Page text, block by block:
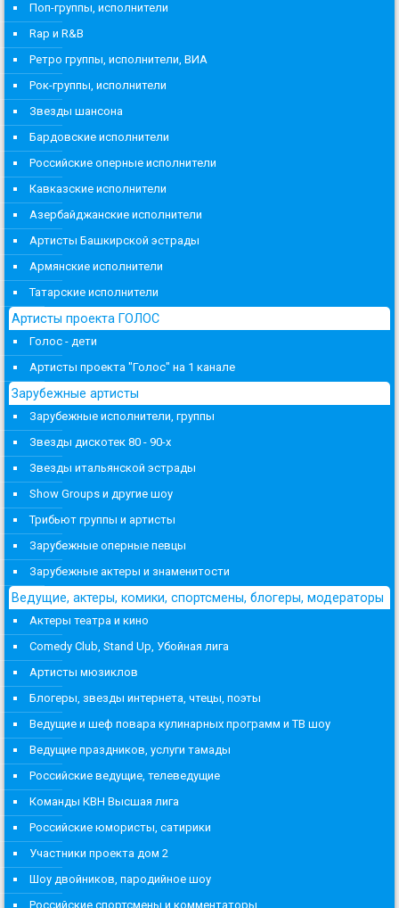
Поп-группы, исполнители
Rap и R&B
Ретро группы, исполнители, ВИА
Рок-группы, исполнители
Звезды шансона
Бардовские исполнители
Российские оперные исполнители
Кавказские исполнители
Азербайджанские исполнители
Артисты Башкирской эстрады
Армянские исполнители
Татарские исполнители
Артисты проекта ГОЛОС
Голос - дети
Артисты проекта "Голос" на 1 канале
Зарубежные артисты
Зарубежные исполнители, группы
Звезды дискотек 80 - 90-х
Звезды итальянской эстрады
Show Groups и другие шоу
Трибьют группы и артисты
Зарубежные оперные певцы
Зарубежные актеры и знаменитости
Ведущие, актеры, комики, спортсмены, блогеры, модераторы
Актеры театра и кино
Comedy Club, Stand Up, Убойная лига
Артисты мюзиклов
Блогеры, звезды интернета, чтецы, поэты
Ведущие и шеф повара кулинарных программ и ТВ шоу
Ведущие праздников, услуги тамады
Российские ведущие, телеведущие
Команды КВН Высшая лига
Российские юмористы, сатирики
Участники проекта дом 2
Шоу двойников, пародийное шоу
Российские спортсмены и комментаторы